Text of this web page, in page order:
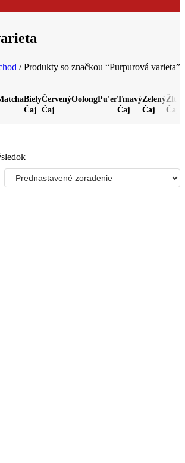
/ Produkty so značkou “Purpurová varieta”
Biely
Čaj
Červený
Čaj
OolongPu'erTmavý
Čaj
Zelený
Čaj
Žltý
Čaj